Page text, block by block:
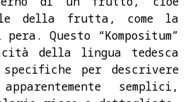
della frutta, come la
Questo “Kompositum”
della lingua tedesca
per descrivere
semplici,